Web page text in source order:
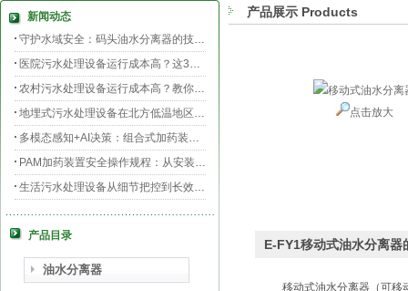
新闻动态
守护水域安全：码头油水分离器的技术升级与效能提升
医院污水处理设备运行成本高？这3个环节最烧钱
农村污水处理设备运行成本高？教你三招轻松降低运维费用！
地埋式污水处理设备在北方低温地区的运行稳定性：挑战与对策
多模态感知+AI决策：组合式加药装置的智能运维新范式
PAM加药装置安全操作规程：从安装到运维的全流程规范
生活污水处理设备从细节把控到长效运行的全流程指南
膜片曝气器安装指南，从池底准备到运行测试
PAC加药装置工业水处理的“化学魔法师”
产品目录
油水分离器
产品展示 Products
点击放大
E-FY1移动式油水分离器
移动式油水分离器 （可移